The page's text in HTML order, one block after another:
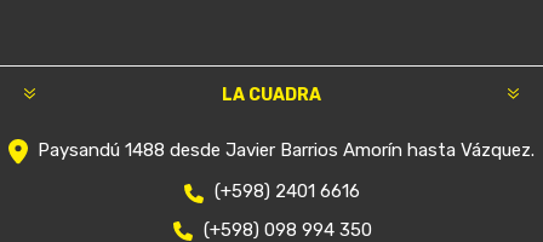
LA CUADRA
Paysandú 1488 desde Javier Barrios Amorín hasta Vázquez.
(+598) 2401 6616
(+598) 098 994 350